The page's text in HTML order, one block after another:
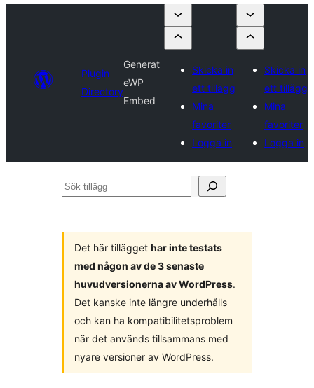
Plugin
Directory
Generat
eWP
Embed
Skicka in
ett tillägg
Mina
favoriter
Logga in
Skicka in
ett tillägg
Mina
favoriter
Logga in
Sök
Det här tillägget har inte testats
med någon av de 3 senaste
huvudversionerna av WordPress.
Det kanske inte längre underhålls
och kan ha kompatibilitetsproblem
när det används tillsammans med
nyare versioner av WordPress.